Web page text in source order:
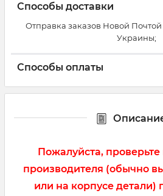
Способы доставки
Отправка заказов Новой
Украины;
Способы оплаты
Пожалуйста,
производителя (обычно
или на корпусе детали)